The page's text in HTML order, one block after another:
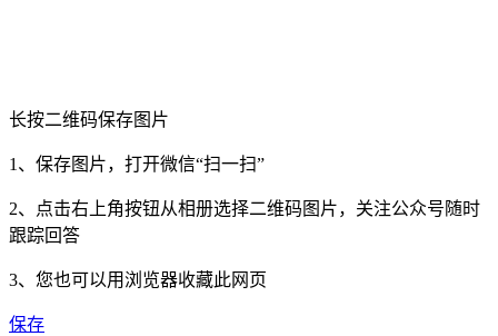
长按二维码保存图片
1、保存图片，打开微信“扫一扫”
2、点击右上角按钮从相册选择二维码图片，关注公众号随时
跟踪回答
3、您也可以用浏览器收藏此网页
保存